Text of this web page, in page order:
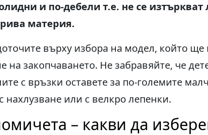
и по-дебели т.е. не се изтъркват
материя.
върху избора на модел, който
на закопчаването. Не забравяйте, че
с връзки оставете за по-големите
нахлузване или с велкро лепенки.
– какви да